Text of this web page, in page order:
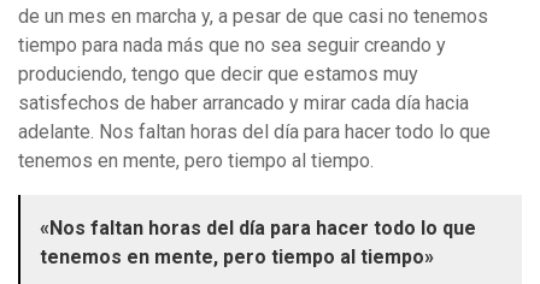
de un mes en marcha y, a pesar de que casi no tenemos
tiempo para nada más que no sea seguir creando y
produciendo, tengo que decir que estamos muy
satisfechos de haber arrancado y mirar cada día hacia
adelante. Nos faltan horas del día para hacer todo lo que
tenemos en mente, pero tiempo al tiempo.
«Nos faltan horas del día para hacer todo lo que
tenemos en mente, pero tiempo al tiempo»